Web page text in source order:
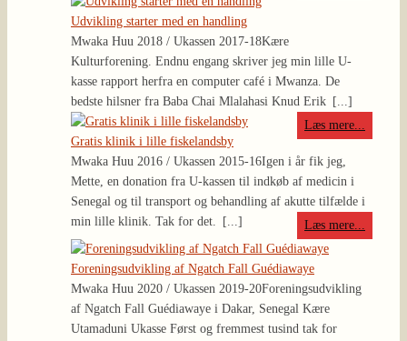
Udvikling starter med en handling
Mwaka Huu 2018 / Ukassen 2017-18Kære
Kulturforening. Endnu engang skriver jeg min lille U-
kasse rapport herfra en computer café i Mwanza. De
bedste hilsner fra Baba Chai Mlalahasi Knud Erik [...]
Læs mere...
Gratis klinik i lille fiskelandsby
Mwaka Huu 2016 / Ukassen 2015-16Igen i år fik jeg,
Mette, en donation fra U-kassen til indkøb af medicin i
Senegal og til transport og behandling af akutte tilfælde i
min lille klinik. Tak for det.
[...] Læs mere...
Foreningsudvikling af Ngatch Fall Guédiawaye
Mwaka Huu 2020 / Ukassen 2019-20Foreningsudvikling
af Ngatch Fall Guédiawaye i Dakar, Senegal Kære
Utamaduni Ukasse Først og fremmest tusind tak for